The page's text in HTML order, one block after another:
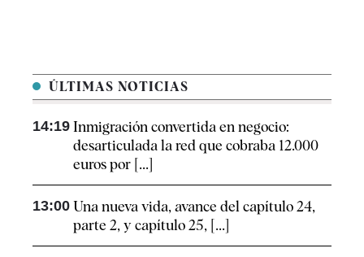
ÚLTIMAS NOTICIAS
14:19 Inmigración convertida en negocio:
desarticulada la red que cobraba 12.000
euros por [...]
13:00 Una nueva vida, avance del capítulo 24,
parte 2, y capítulo 25, [...]